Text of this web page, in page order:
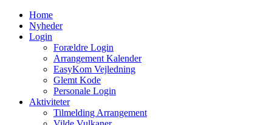
Home
Nyheder
Login
Forældre Login
Arrangement Kalender
EasyKom Vejledning
Glemt Kode
Personale Login
Aktiviteter
Tilmelding Arrangement